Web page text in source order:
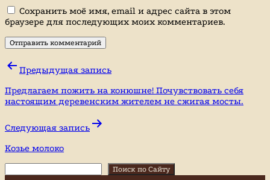
Сохранить моё имя, email и адрес сайта в этом
браузере для последующих моих комментариев.
Навигация
записям
Предыдущая запись
Предлагаем пожить на конюшне! Почувствовать себя
настоящим деревенским жителем не сжигая мосты.
Следующая запись
Козье молоко
Поиск по Сайту